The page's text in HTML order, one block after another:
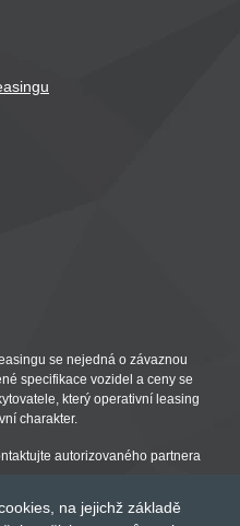
se nejedná o závaznou
specifikace vozidel a ceny se
který operativní leasing
charakter.
autorizovaného partnera
na jejichž základě